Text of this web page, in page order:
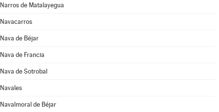
Narros de Matalayegua
Navacarros
Nava de Béjar
Nava de Francia
Nava de Sotrobal
Navales
Navalmoral de Béjar